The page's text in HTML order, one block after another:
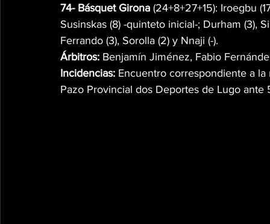
74- Básquet Girona (24+8+27+15): Iroegbu
Susinskas (8) -quinteto inicial-; Durham (3),
Ferrando (3), Sorolla (2) y Nnaji (-).
Árbitros: Benjamín Jiménez, Fabio
Incidencias: Encuentro correspondiente a
Pazo Provincial dos Deportes de Lugo ante